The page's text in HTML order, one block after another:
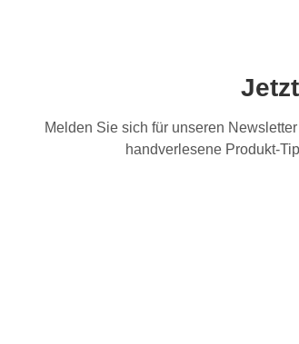
Melden Sie sich für unseren
handverlesene Produkt-